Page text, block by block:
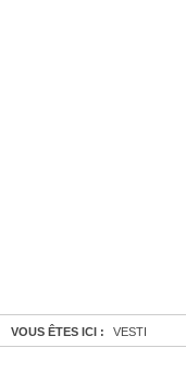
VOUS ÊTES ICI : VESTI